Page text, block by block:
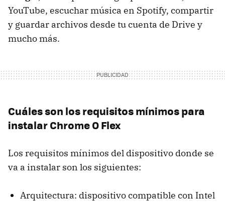
YouTube, escuchar música en Spotify, compartir
y guardar archivos desde tu cuenta de Drive y
mucho más.
Cuáles son los requisitos mínimos para
instalar Chrome O Flex
Los requisitos mínimos del dispositivo donde se
va a instalar son los siguientes:
Arquitectura: dispositivo compatible con Intel